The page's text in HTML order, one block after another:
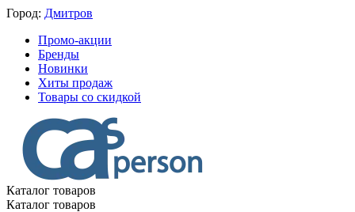
Город: Дмитров
Промо-акции
Бренды
Новинки
Хиты продаж
Товары со скидкой
Каталог товаров
Каталог товаров